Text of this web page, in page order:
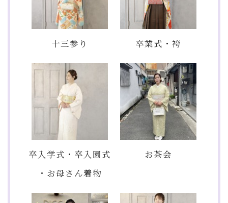
十三参り 卒業式・袴
卒入学式・卒入園式
・お母さん着物
お茶会